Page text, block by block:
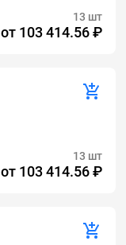
13 шт
от 103 414.56 ₽
13 шт
от 103 414.56 ₽